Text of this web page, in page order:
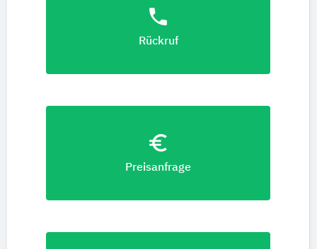
phone
Rückruf
euro_symbol
Preisanfrage